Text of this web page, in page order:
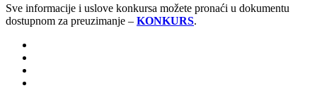
Sve informacije i uslove konkursa možete pronaći u dokumentu
dostupnom za preuzimanje – KONKURS.